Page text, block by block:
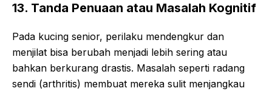
13. Tanda Penuaan atau Masalah Kognitif
Pada kucing senior, perilaku mendengkur dan
menjilat bisa berubah menjadi lebih sering atau
bahkan berkurang drastis. Masalah seperti radang
sendi (arthritis) membuat mereka sulit menjangkau